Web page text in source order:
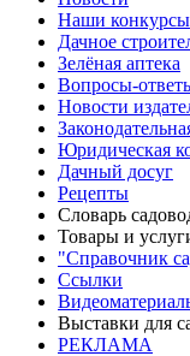
Наши конкурсы
Дачное
Зелёная аптека
Вопросы-
Новости
Юридическая
Дачный досуг
Рецепты
Словарь
Товары и
"Справочник
Ссылки
Выставки для
РЕКЛАМА